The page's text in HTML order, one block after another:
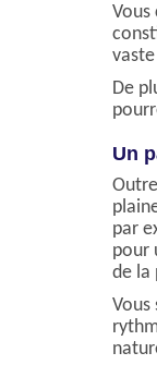
Vous
De
Un
par
pour
de la
Vous